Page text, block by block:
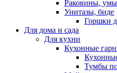
Раковины,
Унитазы, биде
Горшки
Для дома и сада
Для кухни
Кухонные
Тумбы